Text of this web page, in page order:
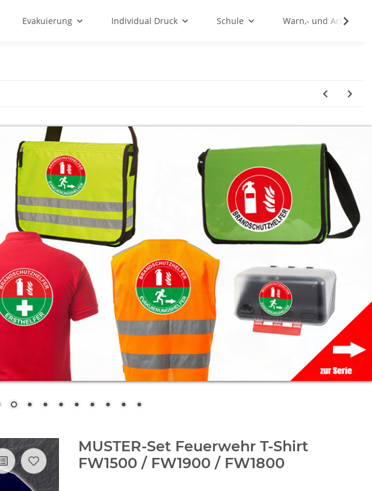
Evakuierung Individual Druck Schule Warn,- und
MUSTER-Set Feuerwehr T-Shirt
FW1500 / FW1900 / FW1800